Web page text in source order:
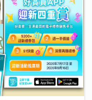
，不得轉載。
Reserved.